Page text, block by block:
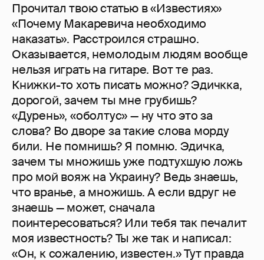
Прочитал твою статью в «Известиях»
«Почему Макаревича необходимо
наказать». Расстроился страшно.
Оказывается, немолодым людям вообще
нельзя играть на гитаре. Вот те раз.
Книжки-то хоть писать можно? Эдичкка,
дорогой, зачем ты мне грубишь?
«Дурень», «оболтус» — ну что это за
слова? Во дворе за такие слова морду
били. Не помнишь? Я помню. Эдичка,
зачем ты множишь уже подтухшую ложь
про мой вояж на Украину? Ведь знаешь,
что вранье, а множишь. А если вдруг не
знаешь — может, сначала
поинтересоваться? Или тебя так печалит
моя известность? Ты же так и написал:
«Он, к сожалению, известен.» Тут правда